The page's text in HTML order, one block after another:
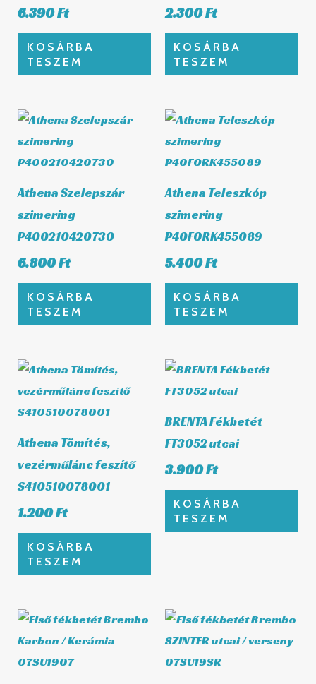
6.390Ft
KOSÁRBA
TESZEM
2.300Ft
KOSÁRBA
TESZEM
Athena Szelepszár
szimering
P400210420730
6.800Ft
KOSÁRBA
TESZEM
Athena Teleszkóp
szimering
P40FORK455089
5.400Ft
KOSÁRBA
TESZEM
Athena Tömítés,
vezérműlánc feszítő
S410510078001
1.200Ft
KOSÁRBA
TESZEM
BRENTA Fékbetét
FT3052 utcai
3.900Ft
KOSÁRBA
TESZEM